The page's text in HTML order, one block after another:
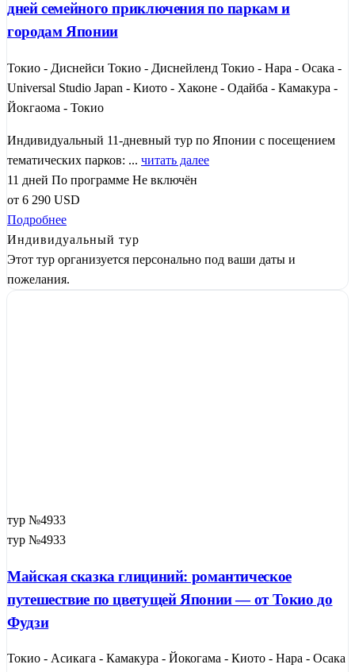
дней семейного приключения по паркам и
городам Японии
Токио - Диснейси Токио - Диснейленд Токио - Нара - Осака -
Universal Studio Japan - Киото - Хаконе - Одайба - Камакура -
Йокгаома - Токио
Индивидуальный 11-дневный тур по Японии с посещением
тематических парков: ... читать далее
11 дней По программе Не включён
от 6 290 USD
Подробнее
Индивидуальный тур
Этот тур организуется персонально под ваши даты и
пожелания.
тур №4933
тур №4933
Майская сказка глициний: романтическое
путешествие по цветущей Японии — от Токио до
Фудзи
Токио - Асикага - Камакура - Йокогама - Киото - Нара - Осака